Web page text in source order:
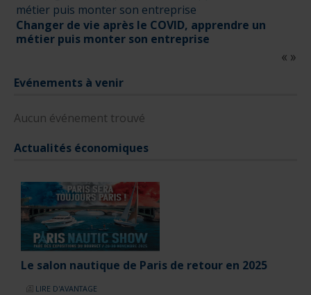
Changer de vie après le COVID, apprendre un
métier puis monter son entreprise
Evénements à venir
Aucun événement trouvé
Actualités économiques
Le salon nautique de Paris de retour en 2025
LIRE D'AVANTAGE